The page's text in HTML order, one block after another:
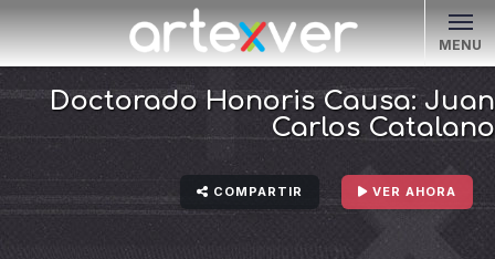
MENU
Doctorado Honoris Causa: Juan
Carlos Catalano
VER AHORA
COMPARTIR